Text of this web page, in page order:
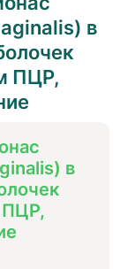
в
ПЦР,
в
ПЦР,